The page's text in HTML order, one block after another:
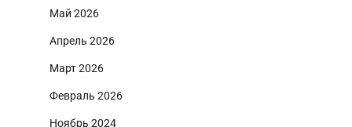
Май 2026
Апрель 2026
Март 2026
Февраль 2026
Ноябрь 2024